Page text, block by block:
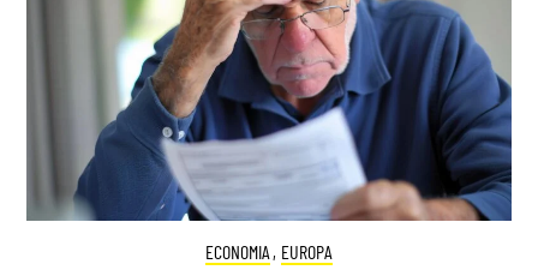
ECONOMIA , EUROPA